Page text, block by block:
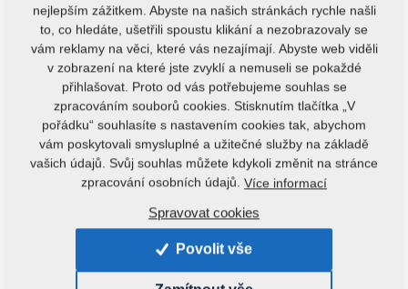
VÝPRODEJ
Kód produktu: m81607380-001
Tento díl je použitelný i pro následující stroje:
OSTATNÍ ND
nejlepším zážitkem. Abyste na našich stránkách rychle našli
to, co hledáte, ušetřili spoustu klikání a nezobrazovaly se
vám reklamy na věci, které vás nezajímají. Abyste web viděli
v zobrazení na které jste zvyklí a nemuseli se pokaždé
přihlašovat. Proto od vás potřebujeme souhlas se
zpracováním souborů cookies. Stisknutím tlačítka „V
pořádku“ souhlasíte s nastavením cookies tak, abychom
vám poskytovali smysluplné a užitečné služby na základě
vašich údajů. Svůj souhlas můžete kdykoli změnit na stránce
zpracování osobních údajů. Více informací
Spravovat cookies
Povolit vše